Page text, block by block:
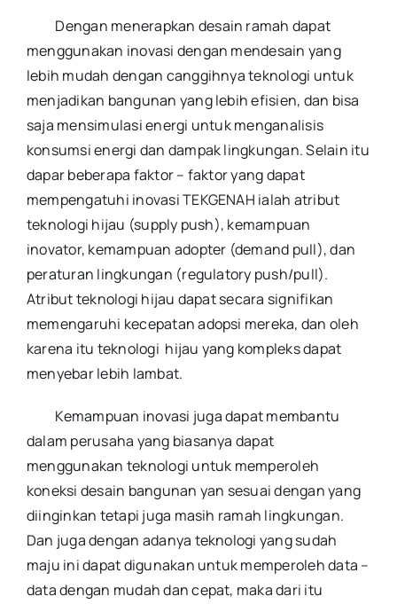
Dengan menerapkan desain ramah dapat
menggunakan inovasi dengan mendesain yang
lebih mudah dengan canggihnya teknologi untuk
menjadikan bangunan yang lebih efisien, dan bisa
saja mensimulasi energi untuk menganalisis
konsumsi energi dan dampak lingkungan. Selain itu
dapar beberapa faktor – faktor yang dapat
mempengatuhi inovasi TEKGENAH ialah atribut
teknologi hijau (supply push), kemampuan
inovator, kemampuan adopter (demand pull), dan
peraturan lingkungan (regulatory push/pull).
Atribut teknologi hijau dapat secara signifikan
memengaruhi kecepatan adopsi mereka, dan oleh
karena itu teknologi hijau yang kompleks dapat
menyebar lebih lambat.
Kemampuan inovasi juga dapat membantu
dalam perusaha yang biasanya dapat
menggunakan teknologi untuk memperoleh
koneksi desain bangunan yan sesuai dengan yang
diinginkan tetapi juga masih ramah lingkungan.
Dan juga dengan adanya teknologi yang sudah
maju ini dapat digunakan untuk memperoleh data –
data dengan mudah dan cepat, maka dari itu